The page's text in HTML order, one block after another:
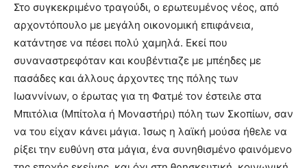
Στο συγκεκριμένο τραγούδι, ο ερωτευμένος νέος, από
αρχοντόπουλο με μεγάλη οικονομική επιφάνεια,
κατάντησε να πέσει πολύ χαμηλά. Εκεί που
συναναστρεφόταν και κουβέντιαζε με μπέηδες με
πασάδες και άλλους άρχοντες της πόλης των
Ιωαννίνων, ο έρωτας για τη Φατμέ τον έστειλε στα
Μπιτόλια (Μπίτολα ή Μοναστήρι) πόλη των Σκοπίων, σαν
να του είχαν κάνει μάγια. Ίσως η λαϊκή μούσα ήθελε να
ρίξει την ευθύνη στα μάγια, ένα συνηθισμένο φαινόμενο